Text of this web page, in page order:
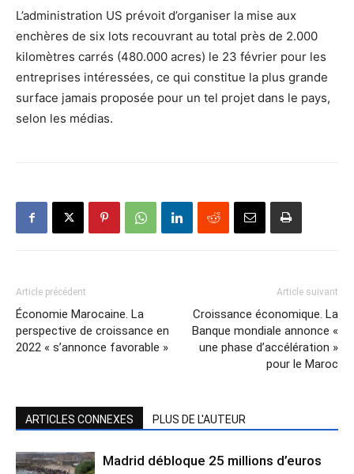
L’administration US prévoit d’organiser la mise aux
enchères de six lots recouvrant au total près de 2.000
kilomètres carrés (480.000 acres) le 23 février pour les
entreprises intéressées, ce qui constitue la plus grande
surface jamais proposée pour un tel projet dans le pays,
selon les médias.
Article précédent
Économie Marocaine. La
perspective de croissance en
2022 « s’annonce favorable »
Article suivant
Croissance économique. La
Banque mondiale annonce «
une phase d’accélération »
pour le Maroc
ARTICLES CONNEXES PLUS DE L'AUTEUR
Madrid débloque 25 millions d’euros